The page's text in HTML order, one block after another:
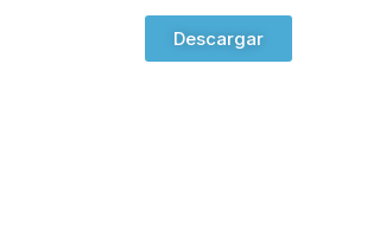
Descargar